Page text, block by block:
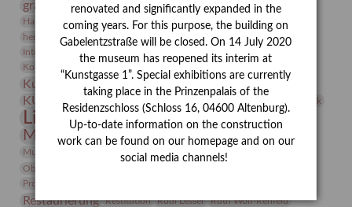
grafische sammlung griechische Mythologie
Hanns-Conon von der Gabelentz Heinrich Kirchhoff Heldinnen
herman de vries Humboldt
Insekten
Integriertes Schädlingsmanagement
Jahresempfang
Kolosseum
Kunst
Kunstmuseum Kunstvermittlung
KUNSTWAND Künstler Künstlerin Lehmbruck
Lindenau-Museum Marstall Messeakademie
Museumsgeschichte Museumsnacht
Museumspädagogik Mäzen Napoleon Natur
Objekt im Fokus
Provenienz
Restaurierung Restitution Rudi Lesser Ruth Wolf-Rehfeld
renovated and significantly expanded in the
coming years. For this purpose, the building on
Gabelentzstraße will be closed. On 14 July 2020
the museum has reopened its interim at
“Kunstgasse 1”. Special exhibitions are currently
taking place in the Prinzenpalais of the
Residenzschloss (Schloss 16, 04600 Altenburg).
Up-to-date information on the construction
work can be found on our homepage and on our
social media channels!